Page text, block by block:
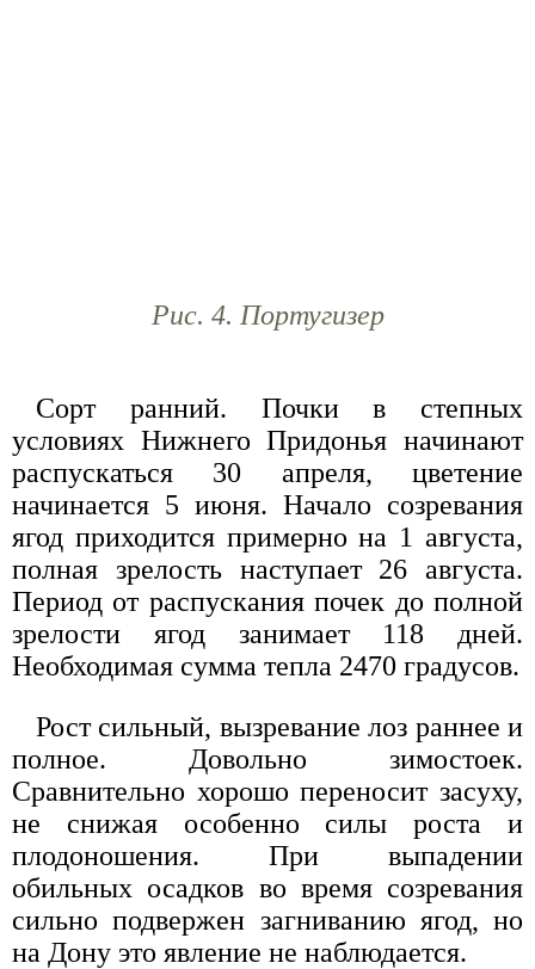
Рис. 4. Португизер
Сорт ранний. Почки в степных
условиях Нижнего Придонья начинают
распускаться 30 апреля, цветение
начинается 5 июня. Начало созревания
ягод приходится примерно на 1 августа,
полная зрелость наступает 26 августа.
Период от распускания почек до полной
зрелости ягод занимает 118 дней.
Необходимая сумма тепла 2470 градусов.
Рост сильный, вызревание лоз раннее и
полное. Довольно зимостоек.
Сравнительно хорошо переносит засуху,
не снижая особенно силы роста и
плодоношения. При выпадении
обильных осадков во время созревания
сильно подвержен загниванию ягод, но
на Дону это явление не наблюдается.